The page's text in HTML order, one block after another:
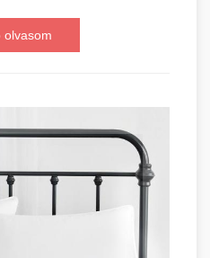
olvasom